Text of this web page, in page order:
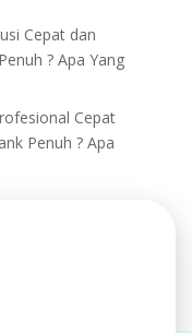
Cepat dan
? Apa Yang
Cepat
Penuh ? Apa